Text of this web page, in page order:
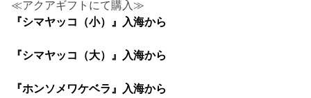
≪アクアギフトにて購入≫
『シマヤッコ（小）』入海から
『シマヤッコ（大）』入海から
『ホンソメワケベラ』入海から